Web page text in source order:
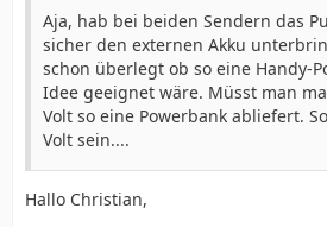
Aja, hab bei beiden Sendern das
sicher den externen Akku
schon überlegt ob so eine Handy-
Idee geeignet wäre. Müsst man
Volt so eine Powerbank abliefert.
Volt sein....
Hallo Christian,